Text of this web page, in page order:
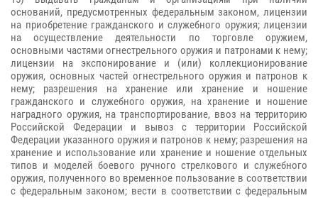
оснований, предусмотренных федеральным законом, лицензии
на приобретение гражданского и служебного оружия; лицензии
на осуществление деятельности по торговле оружием,
основными частями огнестрельного оружия и патронами к нему;
лицензии на экспонирование и (или) коллекционирование
оружия, основных частей огнестрельного оружия и патронов к
нему; разрешения на хранение или хранение и ношение
гражданского и служебного оружия, на хранение и ношение
наградного оружия, на транспортирование, ввоз на территорию
Российской Федерации и вывоз с территории Российской
Федерации указанного оружия и патронов к нему; разрешения на
хранение и использование или хранение и ношение отдельных
типов и моделей боевого ручного стрелкового и служебного
оружия, полученного во временное пользование в соответствии
с федеральным законом; вести в соответствии с федеральным